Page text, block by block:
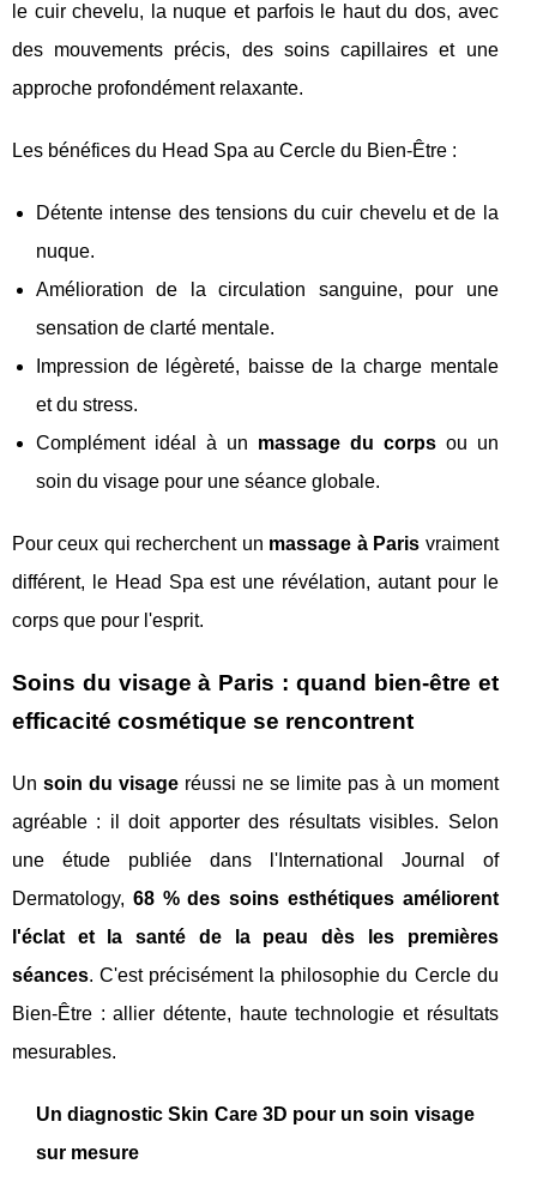
le cuir chevelu, la nuque et parfois le haut du dos, avec
des mouvements précis, des soins capillaires et une
approche profondément relaxante.
Les bénéfices du Head Spa au Cercle du Bien-Être :
Détente intense des tensions du cuir chevelu et de la
nuque.
Amélioration de la circulation sanguine, pour une
sensation de clarté mentale.
Impression de légèreté, baisse de la charge mentale
et du stress.
Complément idéal à un massage du corpsou un
soin du visage pour une séance globale.
Pour ceux qui recherchent un massage à Paris vraiment
différent, le Head Spa est une révélation, autant pour le
corps que pour l'esprit.
Soins du visage à Paris : quand bien-être et
efficacité cosmétique se rencontrent
Unsoin du visage réussi ne se limite pas à un moment
agréable : il doit apporter des résultats visibles. Selon
une étude publiée dans l'International Journal of
Dermatology, 68 % des soins esthétiques améliorent
l'éclat et la santé de la peau dès les premières
séances. C'est précisément la philosophie du Cercle du
Bien-Être : allier détente, haute technologie et résultats
mesurables.
Un diagnostic Skin Care 3D pour un soin visage
sur mesure